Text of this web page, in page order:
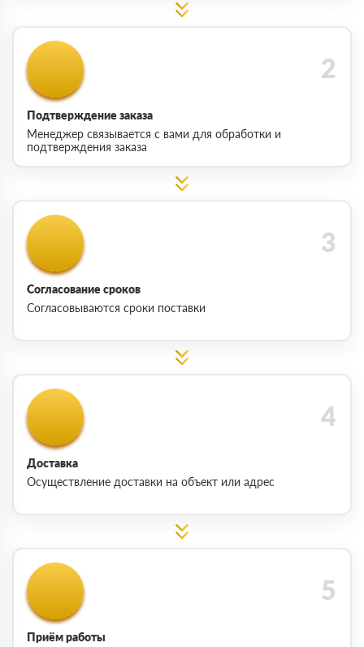
Подтверждение заказа
Менеджер связывается с вами для обработки и
подтверждения заказа
Согласование сроков
Согласовываются сроки поставки
Доставка
Осуществление доставки на объект или адрес
Приём работы